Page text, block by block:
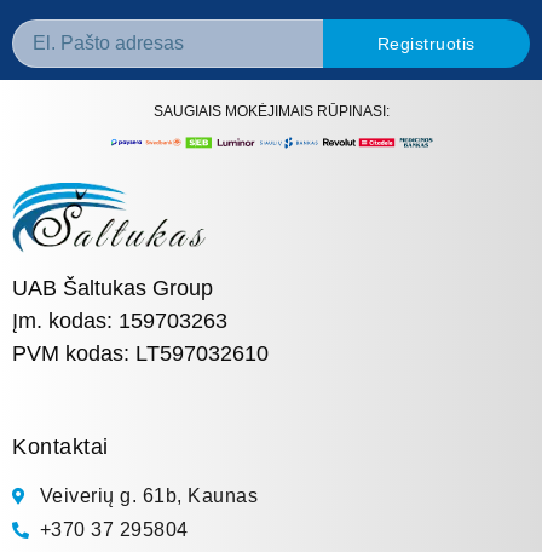
Registruotis
SAUGIAIS MOKĖJIMAIS RŪPINASI:
UAB Šaltukas Group
Įm. kodas: 159703263
PVM kodas: LT597032610
Kontaktai
Veiverių g. 61b, Kaunas
+370 37 295804